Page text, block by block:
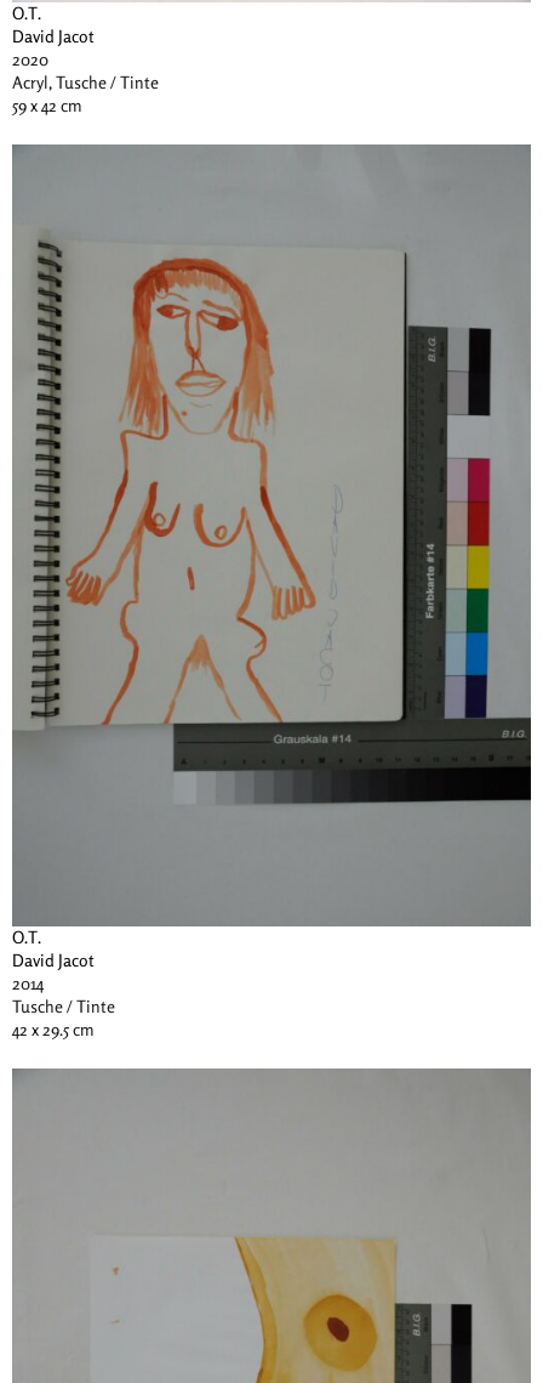
O.T.
David Jacot
2020
Acryl, Tusche / Tinte
59 x 42 cm
O.T.
David Jacot
2014
Tusche / Tinte
42 x 29.5 cm